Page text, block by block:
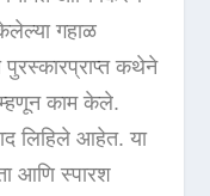
गहाळ
पुरस्कारप्राप्त कथेने
म्हणून काम केले.
लिहिले आहेत. या
आणि स्पारश